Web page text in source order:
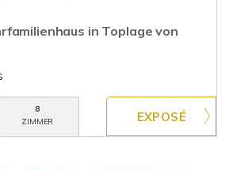
in Toplage von
8
ZIMMER